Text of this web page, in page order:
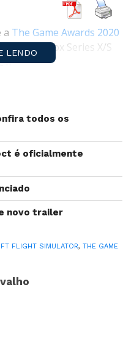
a The Game Awards 2020
no Xbox Series X/S
Xbox One e PC.
LENDO
todos os
é oficialmente
novo trailer
FLIGHT SIMULATOR, THE GAME